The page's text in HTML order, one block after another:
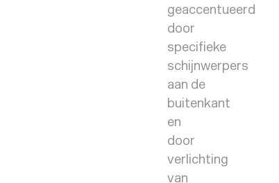
geaccentueerd
door
specifieke
schijnwerpers
aan de
buitenkant
en
door
verlichting
van